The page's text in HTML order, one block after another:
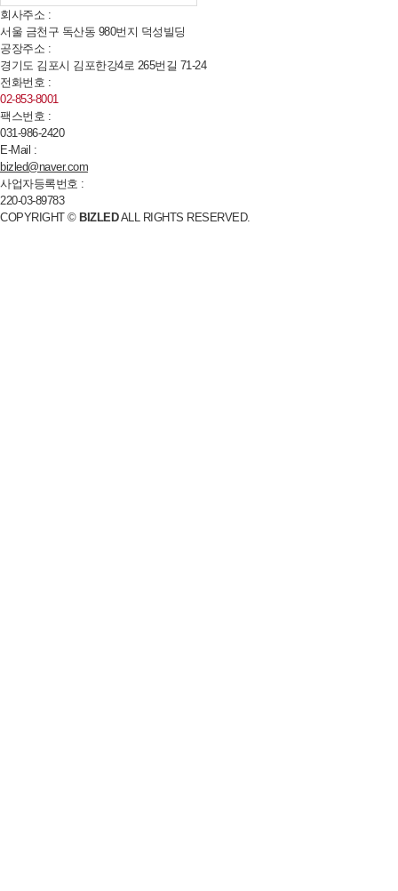
회사주소 :
서울 금천구 독산동 980번지 덕성빌딩
공장주소 :
경기도 김포시 김포한강4로 265번길 71-24
전화번호 :
02-853-8001
팩스번호 :
031-986-2420
E-Mail :
bizled@naver.com
사업자등록번호 :
220-03-89783
COPYRIGHT © BIZLEDALL RIGHTS RESERVED.